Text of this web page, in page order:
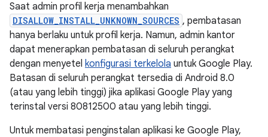
Saat admin profil kerja menambahkan
DISALLOW_INSTALL_UNKNOWN_SOURCES , pembatasan
hanya berlaku untuk profil kerja. Namun, admin kantor
dapat menerapkan pembatasan di seluruh perangkat
dengan menyetel konfigurasi terkelola untuk Google Play.
Batasan di seluruh perangkat tersedia di Android 8.0
(atau yang lebih tinggi) jika aplikasi Google Play yang
terinstal versi 80812500 atau yang lebih tinggi.
Untuk membatasi penginstalan aplikasi ke Google Play,